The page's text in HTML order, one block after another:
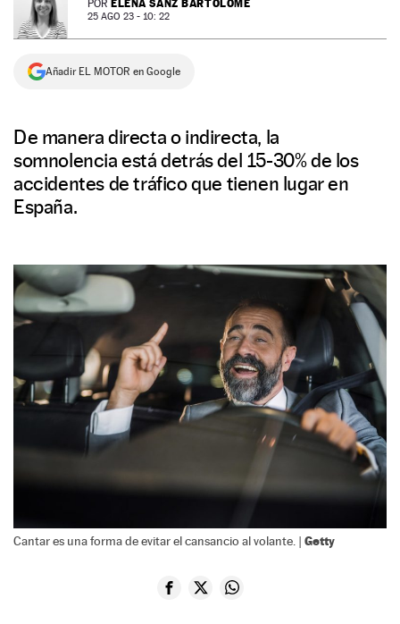
NEWSLETTER
SÍGUENOS
POR ELENA SANZ BARTOLOMÉ
25 AGO 23 - 10: 22
Añadir EL MOTOR en Google
De manera directa o indirecta, la
somnolencia está detrás del 15-30% de los
accidentes de tráfico que tienen lugar en
España.
Cantar es una forma de evitar el cansancio al volante. | Getty